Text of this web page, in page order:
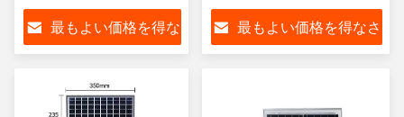
ーラー充電式ランタン
最もよい価格を得な
最もよい価格を得なさ